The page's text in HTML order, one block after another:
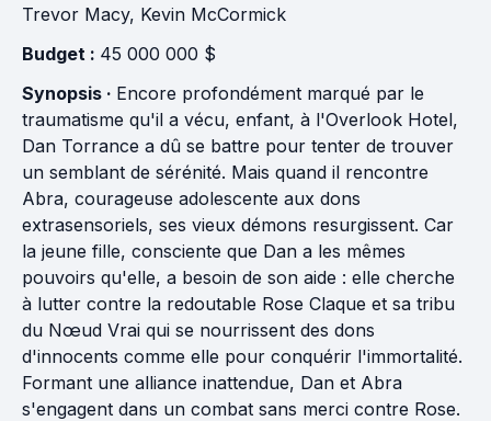
Trevor Macy, Kevin McCormick
Budget : 45 000 000 $
Synopsis · Encore profondément marqué par le
traumatisme qu'il a vécu, enfant, à l'Overlook Hotel,
Dan Torrance a dû se battre pour tenter de trouver
un semblant de sérénité. Mais quand il rencontre
Abra, courageuse adolescente aux dons
extrasensoriels, ses vieux démons resurgissent. Car
la jeune fille, consciente que Dan a les mêmes
pouvoirs qu'elle, a besoin de son aide : elle cherche
à lutter contre la redoutable Rose Claque et sa tribu
du Nœud Vrai qui se nourrissent des dons
d'innocents comme elle pour conquérir l'immortalité.
Formant une alliance inattendue, Dan et Abra
s'engagent dans un combat sans merci contre Rose.